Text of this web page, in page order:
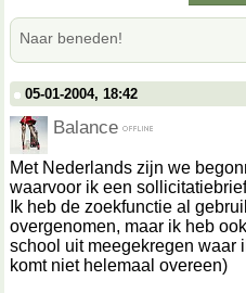
Naar beneden!
05-01-2004, 18:42
Balance
Met Nederlands zijn we
waarvoor ik een
Ik heb de zoekfunctie al
overgenomen, maar ik heb
school uit meegekregen waar
komt niet helemaal overeen)